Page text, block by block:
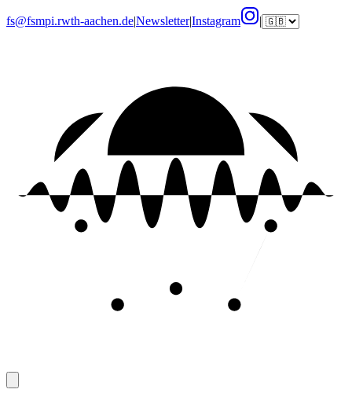
fs@fsmpi.rwth-aachen.de|Newsletter|Instagram |